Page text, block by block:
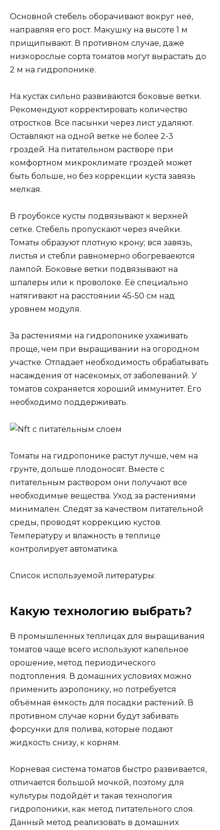
Основной стебель оборачивают вокруг неё,
направляя его рост. Макушку на высоте 1 м
прищипывают. В противном случае, даже
низкорослые сорта томатов могут вырастать до
2 м на гидропонике.
На кустах сильно развиваются боковые ветки.
Рекомендуют корректировать количество
отростков. Все пасынки через лист удаляют.
Оставляют на одной ветке не более 2-3
гроздей. На питательном растворе при
комфортном микроклимате гроздей может
быть больше, но без коррекции куста завязь
мелкая.
В гроубоксе кусты подвязывают к верхней
сетке. Стебель пропускают через ячейки.
Томаты образуют плотную крону; вся завязь,
листья и стебли равномерно обогреваеются
лампой. Боковые ветки подвязывают на
шпалеры или к проволоке. Её специально
натягивают на расстоянии 45-50 см над
уровнем модуля.
За растениями на гидропонике ухаживать
проще, чем при выращивании на огородном
участке. Отпадает необходимость обрабатывать
насаждения от насекомых, от заболеваний. У
томатов сохраняется хороший иммунитет. Его
необходимо поддерживать.
Томаты на гидропонике растут лучше, чем на
грунте, дольше плодоносят. Вместе с
питательным раствором они получают все
необходимые вещества. Уход за растениями
минимален. Следят за качеством питательной
среды, проводят коррекцию кустов.
Температуру и влажность в теплице
контролирует автоматика.
Список используемой литературы:
Какую технологию выбрать?
В промышленных теплицах для выращивания
томатов чаще всего используют капельное
орошение, метод периодического
подтопления. В домашних условиях можно
применить аэропонику, но потребуется
объёмная ёмкость для посадки растений. В
противном случае корни будут забивать
форсунки для полива, которые подают
жидкость снизу, к корням.
Корневая система томатов быстро развивается,
отличается большой мочкой, поэтому для
культуры подойдёт и такая технология
гидропоники, как метод питательного слоя.
Данный метод реализовать в домашних